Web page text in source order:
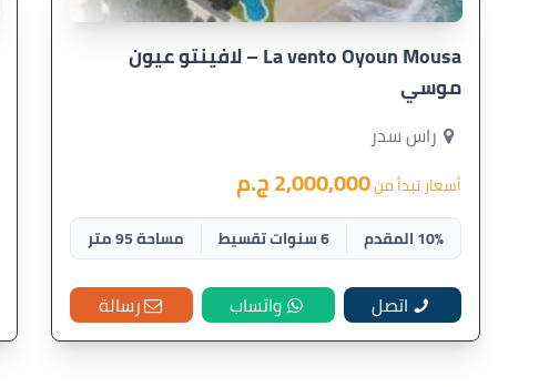
La vento Oyoun Mousa – لافينتو عيون
موسي
راس سدر
أسعار تبدأ من2,000,000 ج.م
10% المقدم 6 سنوات تقسيط مساحة 95 متر
اتصل واتساب رسالة